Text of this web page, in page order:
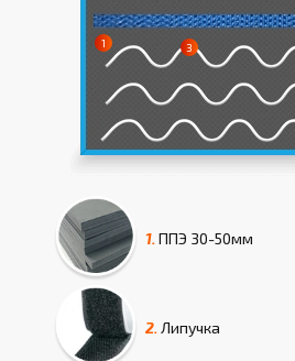
1. ППЭ 30-50мм
2. Липучка